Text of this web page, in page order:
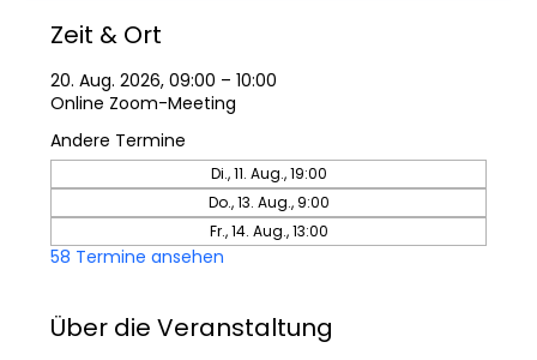
Zeit & Ort
20. Aug. 2026, 09:00 – 10:00
Online Zoom-Meeting
Andere Termine
Di., 11. Aug., 19:00
Do., 13. Aug., 9:00
Fr., 14. Aug., 13:00
58 Termine ansehen
Über die Veranstaltung